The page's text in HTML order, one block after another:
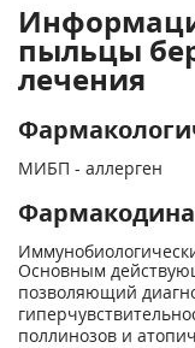
пыльцы
лечения
МИБП - аллерген
Основным
позволяющий
поллинозов и